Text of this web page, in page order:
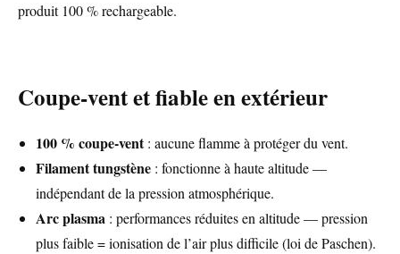
produit 100 % rechargeable.
Coupe-vent et fiable en extérieur
100 % coupe-vent: aucune flamme à protéger du vent.
Filament tungstène : fonctionne à haute altitude —
indépendant de la pression atmosphérique.
Arc plasma : performances réduites en altitude — pression
plus faible = ionisation de l’air plus difficile (loi de Paschen).